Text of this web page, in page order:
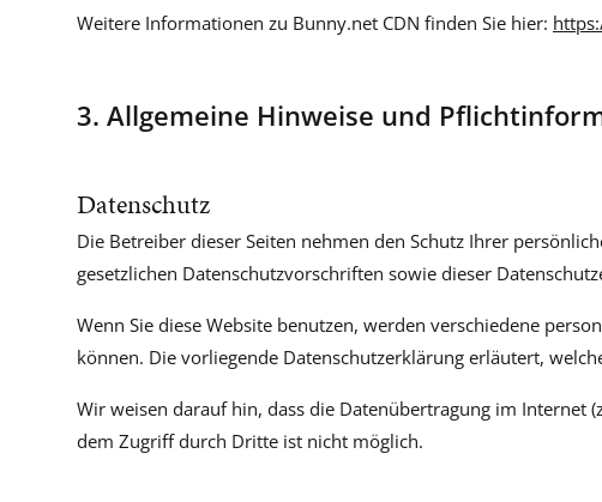
Weitere Informationen zu Bunny.net CDN finden Sie hier:
3. Allgemeine Hinweise und
Datenschutz
Die Betreiber dieser Seiten nehmen den Schutz Ihrer
gesetzlichen Datenschutzvorschriften sowie dieser
Wenn Sie diese Website benutzen, werden verschiedene
können. Die vorliegende Datenschutzerklärung erläutert,
Wir weisen darauf hin, dass die Datenübertragung im Internet
dem Zugriff durch Dritte ist nicht möglich.